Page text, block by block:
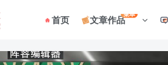
首页 文章作品菜单